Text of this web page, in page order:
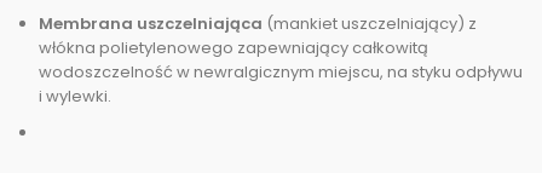
Membrana uszczelniająca (mankiet uszczelniający) z
włókna polietylenowego zapewniający całkowitą
wodoszczelność w newralgicznym miejscu, na styku odpływu
i wylewki.